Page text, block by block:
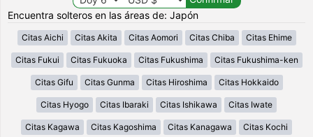
Encuentra solteros en las áreas de: Japón
Citas Aichi Citas Akita Citas Aomori Citas Chiba Citas Ehime
Citas Fukui Citas Fukuoka Citas Fukushima Citas Fukushima-ken
Citas Gifu Citas Gunma Citas Hiroshima Citas Hokkaido
Citas Hyogo Citas Ibaraki Citas Ishikawa Citas Iwate
Citas Kagawa Citas Kagoshima Citas Kanagawa Citas Kochi